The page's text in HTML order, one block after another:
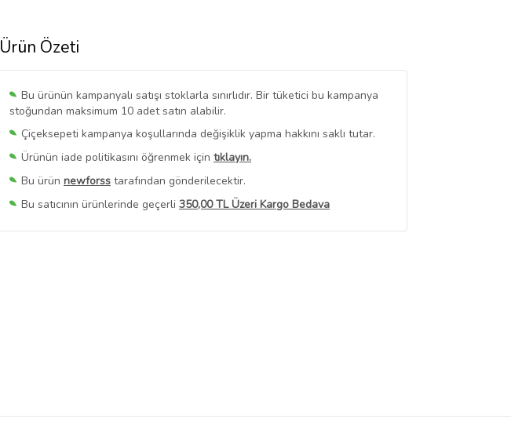
Ürün Özeti
Bu ürünün kampanyalı satışı stoklarla sınırlıdır. Bir tüketici bu kampanya
stoğundan maksimum 10 adet satın alabilir.
Çiçeksepeti kampanya koşullarında değişiklik yapma hakkını saklı tutar.
Ürünün iade politikasını öğrenmek için tıklayın.
Bu ürün newforss tarafından gönderilecektir.
Bu satıcının ürünlerinde geçerli 350,00 TL Üzeri Kargo Bedava
Bu SatıcınınTüm Ürünlerini Görüntüle